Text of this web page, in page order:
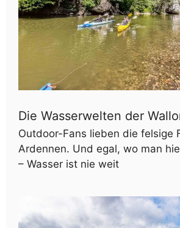
Die Wasserwelten der
Outdoor-Fans lieben die felsige
Ardennen. Und egal, wo man
– Wasser ist nie weit